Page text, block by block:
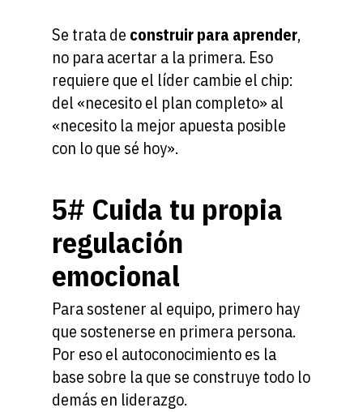
Se trata de construir para aprender,
no para acertar a la primera. Eso
requiere que el líder cambie el chip:
del «necesito el plan completo» al
«necesito la mejor apuesta posible
con lo que sé hoy».
5# Cuida tu propia
regulación
emocional
Para sostener al equipo, primero hay
que sostenerse en primera persona.
Por eso el autoconocimiento es la
base sobre la que se construye todo lo
demás en liderazgo.